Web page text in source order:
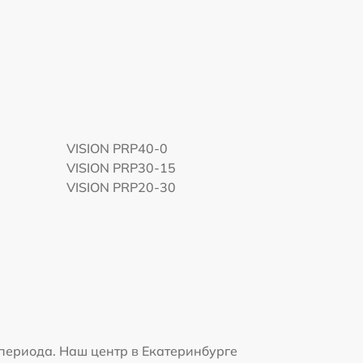
VISION PRP40-0
VISION PRP30-15
VISION PRP20-30
Наш центр в Екатеринбурге